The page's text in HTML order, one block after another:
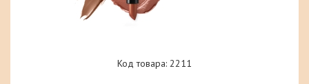
Код товара: 2211